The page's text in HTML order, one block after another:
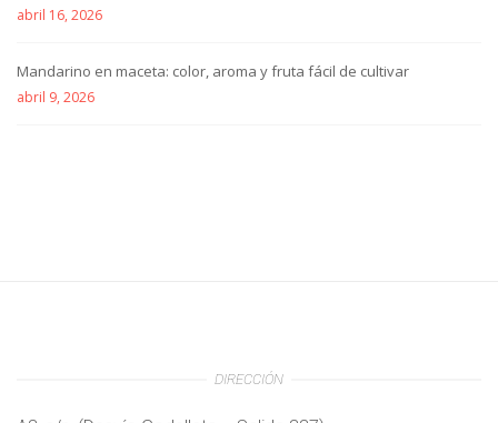
abril 16, 2026
Mandarino en maceta: color, aroma y fruta fácil de cultivar
abril 9, 2026
DIRECCIÓN